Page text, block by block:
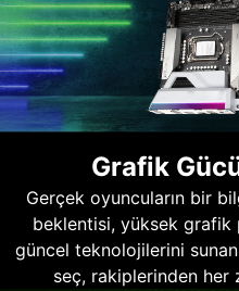
Grafik
Gerçek oyuncuların bir
beklentisi, yüksek grafik
güncel teknolojilerini
seç, rakiplerinden her